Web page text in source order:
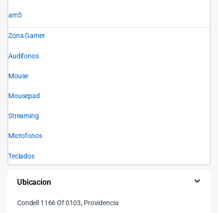
am5
Zona Gamer
Audifonos
Mouse
Mousepad
Streaming
Microfonos
Teclados
Ubicacion
Condell 1166 Of 0103, Providencia